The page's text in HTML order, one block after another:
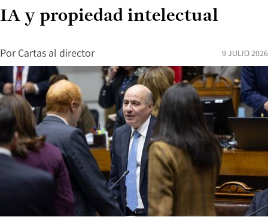
IA y propiedad intelectual
Por Cartas al director 9 JULIO 2026